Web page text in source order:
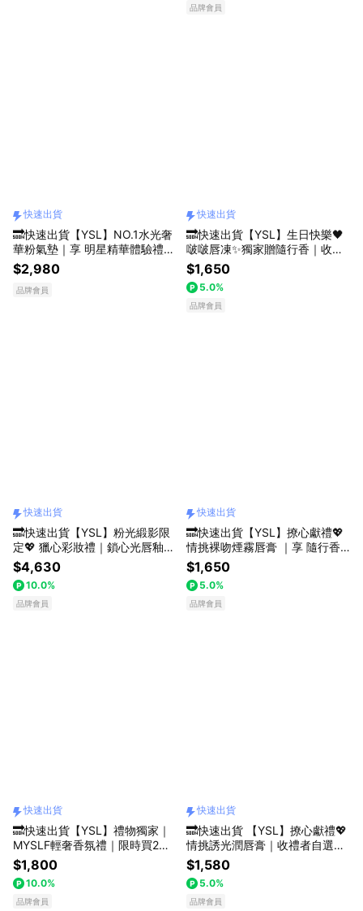
品牌會員
快速出貨
🔜快速出貨【YSL】NO.1水光奢
華粉氣墊｜享 明星精華體驗禮｜
綻放女神光澤肌｜生日禮物
$2,980
品牌會員
快速出貨
🔜快速出貨【YSL】生日快樂🖤
啵啵唇凍✨獨家贈隨行香｜收禮
者自選色號｜情挑誘光嫩唇凍 全
新10色｜獻給她果凍嘟唇｜生日
禮物｜口紅｜唇蜜
$1,650
5.0%
品牌會員
快速出貨
🔜快速出貨【YSL】粉光緞影限
定💖 獵心彩妝禮｜鎖心光唇釉x
粉氣墊｜收禮者自選色號｜享 訂
製化妝包｜情人節禮物｜粉色緞
光 閃耀女神美肌 | 頂級持妝氣墊
$4,630
10.0%
品牌會員
快速出貨
🔜快速出貨【YSL】撩心獻禮💖
情挑裸吻煙霧唇膏 ｜享 隨行香
氛｜全系列10色｜收禮者自選色
號｜絲滑無痕 曖昧無界｜生日禮
物
$1,650
5.0%
品牌會員
快速出貨
🔜快速出貨【YSL】禮物獨家｜
MYSLF輕奢香氛禮｜限時買2享1
｜MYSLF香精x極鏡淡香精10ML
｜深沉木質花香調x活力木質花
香調｜中性香調 男女皆宜 |生日
禮物
$1,800
10.0%
品牌會員
快速出貨
🔜快速出貨 【YSL】撩心獻禮💖
情挑誘光潤唇膏｜收禮者自選色
號｜享 隨行香氛｜精品護唇膏｜
生日禮物
$1,580
5.0%
品牌會員